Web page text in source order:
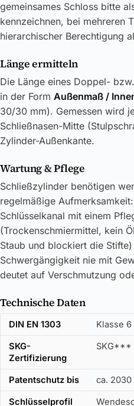
gemeinsames Schloss bitte
kennzeichnen, bei mehreren
hierarchischer Berechtigung
Länge ermitteln
Die Länge eines Doppel-
in der Form Außenmaß /
30/30 mm). Gemessen wird
Schließnasen-Mitte
Zylinder-Außenkante.
Wartung & Pflege
Schließzylinder benötigen
regelmäßige
Schlüsselkanal mit einem
(Trockenschmiermittel, kein
Staub und blockiert die
Schwergängigkeit nie mit
deutet auf Verschmutzung
Technische Daten
DIN EN 1303 Klasse 6
SKG-
Zertifizierung
SKG***
Patentschutz bis ca. 2030
Schlüsselprofil